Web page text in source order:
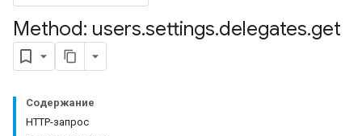
Method: users.settings.delegates.get
Содержание
HTTP-запрос